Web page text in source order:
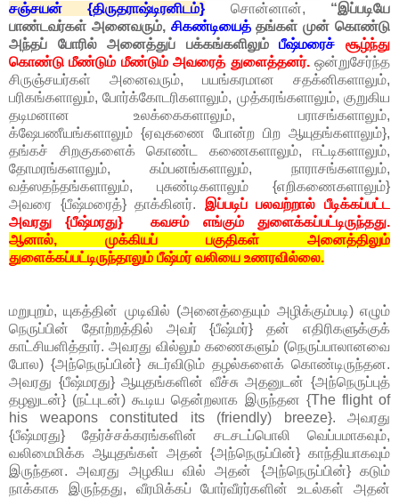
சஞ்சயன் {திருதராஷ்டிரனிடம்} சொன்னான், “இப்படியே
பாண்டவர்கள் அனைவரும், சிகண்டியைத்தங்கள் முன் கொண்டு
அந்தப் போரில் அனைத்துப் பக்கங்களிலும்பீஷ்மரைச் சூழ்ந்து
கொண்டு மீண்டும் மீண்டும் அவரைத் துளைத்தனர்.ஒன்றுசேர்ந்த
சிருஞ்சயர்கள் அனைவரும், பயங்கரமான சதக்னிகளாலும்,
பரிகங்களாலும், போர்க்கோடரிகளாலும், முத்கரங்களாலும், குறுகிய
தடிமனான உலக்கைகளாலும், பராசங்களாலும்,
க்ஷேபணீயங்களாலும் {ஏவுகணை போன்ற பிற ஆயுதங்களாலும்},
தங்கச் சிறகுகளைக் கொண்ட கணைகளாலும், ஈட்டிகளாலும்,
தோமரங்களாலும், கம்பனங்களாலும், நாராசங்களாலும்,
வத்ஸதந்தங்களாலும், புசுண்டிகளாலும் {எறிகணைகளாலும்}
அவரை {பீஷ்மரைத்} தாக்கினர். இப்படிப் பலவற்றால் பீடிக்கப்பட்ட
அவரது {பீஷ்மரது} கவசம் எங்கும் துளைக்கப்பட்டிருந்தது.
ஆனால், முக்கியப் பகுதிகள் அனைத்திலும்
துளைக்கப்பட்டிருந்தாலும் பீஷ்மர் வலியை உணரவில்லை.
மறுபுறம், யுகத்தின் முடிவில் (அனைத்தையும் அழிக்கும்படி) எழும்
நெருப்பின் தோற்றத்தில் அவர் {பீஷ்மர்} தன் எதிரிகளுக்குக்
காட்சியளித்தார். அவரது வில்லும் கணைகளும் (நெருப்பாலானவை
போல) {அந்நெருப்பின்} சுடர்விடும் தழல்களைக் கொண்டிருந்தன.
அவரது {பீஷ்மரது} ஆயுதங்களின் வீச்சு அதனுடன் {அந்நெருப்புத்
தழலுடன்} (நட்புடன்) கூடிய தென்றலாக இருந்தன {The flight of
his weapons constituted its (friendly) breeze}. அவரது
{பீஷ்மரது} தேர்ச்சக்கரங்களின் சடசடப்பொலி வெப்பமாகவும்,
வலிமைமிக்க ஆயுதங்கள் அதன் {அந்நெருப்பின்} காந்தியாகவும்
இருந்தன. அவரது அழகிய வில் அதன் {அந்நெருப்பின்} கடும்
நாக்காக இருந்தது, வீரமிக்கப் போர்வீரர்களின் உடல்கள் அதன்